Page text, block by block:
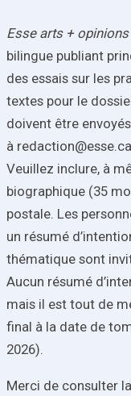
Esse arts + opinions
bilingue publiant
des essais sur les
textes pour le
doivent être
à
Veuillez inclure, à
biographique (35
postale. Les
un résumé
thématique sont
Aucun résumé
mais il est tout de
final à la date de
2026).
Merci de consulter la